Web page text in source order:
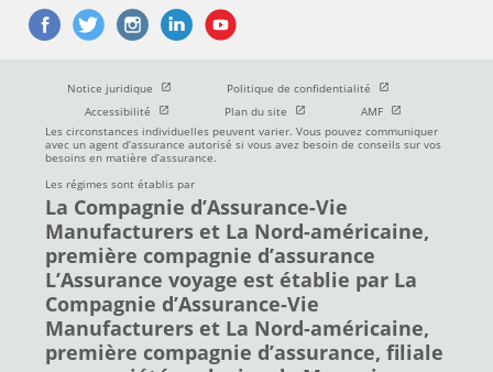
Notice juridique Ouvrir dans une nouvelle fenetre
Politique de confidentialité
Ouvrir dans une
Accessibilité
Ouvrir dans une nouvelle fenetre
Plan du site Ouvrir dans une nouvelle fenetre
AMF Ouvrir dans une
Les circonstances individuelles peuvent varier. Vous pouvez communiquer
avec un agent d’assurance autorisé si vous avez besoin de conseils sur vos
besoins en matière d’assurance.
Les régimes sont établis par
La Compagnie d’Assurance-Vie
Manufacturers et La Nord-américaine,
première compagnie d’assurance
L’Assurance voyage est établie par La
Compagnie d’Assurance-Vie
Manufacturers et La Nord-américaine,
première compagnie d’assurance, filiale